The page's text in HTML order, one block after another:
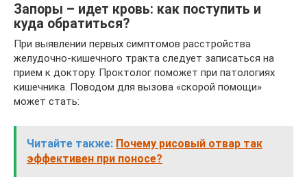
Запоры – идет кровь: как поступить и
куда обратиться?
При выявлении первых симптомов расстройства
желудочно-кишечного тракта следует записаться на
прием к доктору. Проктолог поможет при патологиях
кишечника. Поводом для вызова «скорой помощи»
может стать:
Читайте также: Почему рисовый отвар так
эффективен при поносе?